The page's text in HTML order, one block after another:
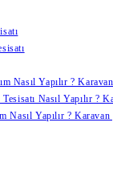
Nasıl Yapılır ?
Nasıl Yapılır ?
Nasıl Yapılır ?